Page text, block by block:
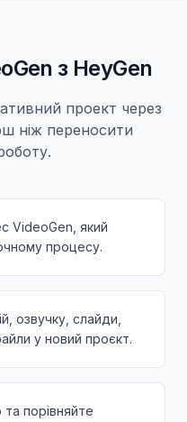
з HeyGen
проект через
ніж переносити
VideoGen, який
процесу.
озвучку, слайди,
у новий проєкт.
порівняйте